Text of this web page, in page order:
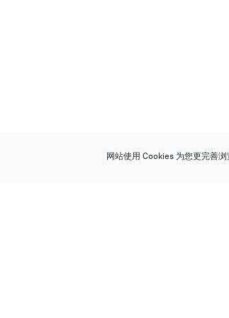
网站使用 Cookies 为您更完善